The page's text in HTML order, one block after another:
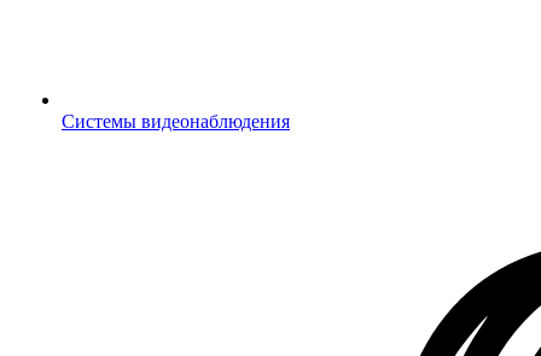
Системы видеонаблюдения